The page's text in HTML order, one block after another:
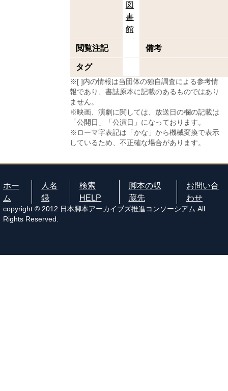
図
書
館
閲覧注記 備考
タグ
※[ ]内の情報は当団体の独自調査による参考情
報であり、書誌原本に記載のあるものではあり
ません。
※映画、演劇に関しては、放送日の欄の記載は
「公開日」「公演日」になっております。
※ローマ字表記は「かな」から機械変換で表示
しているため、不正確な場合があります。
ホー
ム
人名
録
検索
HELP
脚本の収
蔵先
お問い合
わせ
copyright © 2012 日本脚本アーカイブズ推進コンソーシアム All
Rights Reserved.